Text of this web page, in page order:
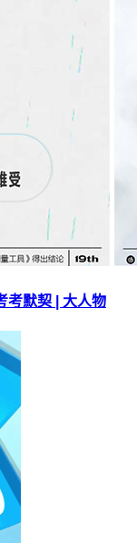
考默契 | 大人物